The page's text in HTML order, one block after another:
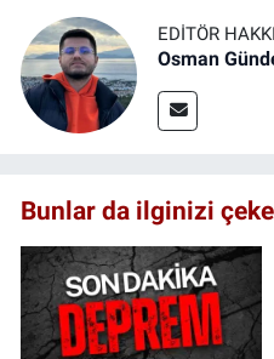
EDITÖR
Osman
Bunlar da ilginizi